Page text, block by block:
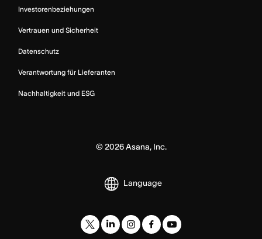
Investorenbeziehungen
Vertrauen und Sicherheit
Datenschutz
Verantwortung für Lieferanten
Nachhaltigkeit und ESG
© 2026Asana, Inc.
Language